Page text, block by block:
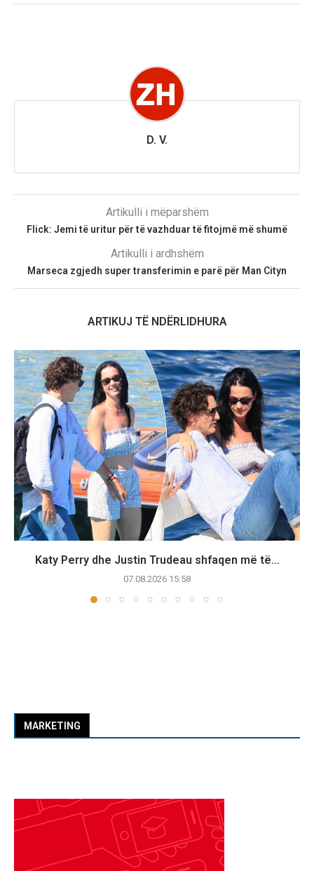
D. V.
Artikulli i mëparshëm
Flick: Jemi të uritur për të vazhduar të fitojmë më shumë
Artikulli i ardhshëm
Marseca zgjedh super transferimin e parë për Man Cityn
ARTIKUJ TË NDËRLIDHURA
Katy Perry dhe Justin Trudeau shfaqen më të...
07.08.2026 15:58
MARKETING